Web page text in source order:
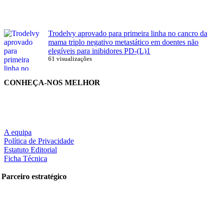
Trodelvy aprovado para primeira linha no cancro da
mama triplo negativo metastático em doentes não
elegíveis para inibidores PD-(L)1
61 visualizações
CONHEÇA-NOS MELHOR
A equipa
Política de Privacidade
Estatuto Editorial
Ficha Técnica
Parceiro estratégico